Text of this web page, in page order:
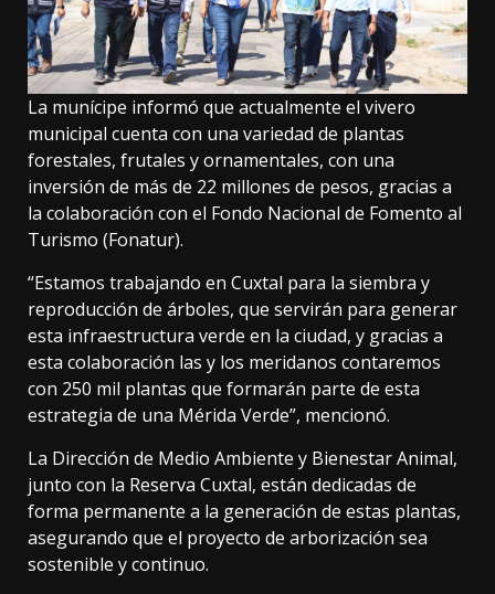
La munícipe informó que actualmente el vivero
municipal cuenta con una variedad de plantas
forestales, frutales y ornamentales, con una
inversión de más de 22 millones de pesos, gracias a
la colaboración con el Fondo Nacional de Fomento al
Turismo (Fonatur).
“Estamos trabajando en Cuxtal para la siembra y
reproducción de árboles, que servirán para generar
esta infraestructura verde en la ciudad, y gracias a
esta colaboración las y los meridanos contaremos
con 250 mil plantas que formarán parte de esta
estrategia de una Mérida Verde”, mencionó.
La Dirección de Medio Ambiente y Bienestar Animal,
junto con la Reserva Cuxtal, están dedicadas de
forma permanente a la generación de estas plantas,
asegurando que el proyecto de arborización sea
sostenible y continuo.